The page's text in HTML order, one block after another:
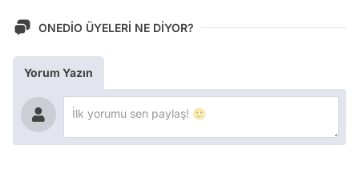
ONEDİO ÜYELERİ NE DİYOR?
Yorum Yazın